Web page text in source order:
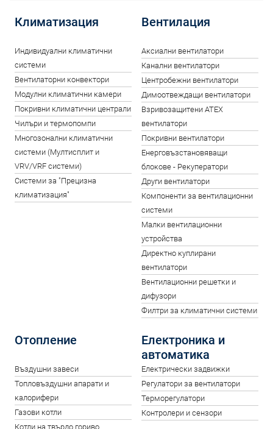
Климатизация
Индивидуални климатични
системи
Вентилаторни конвектори
Модулни климатични камери
Покривни климатични централи
Чилъри и термопомпи
Многозонални климатични
системи (Мултисплит и
VRV/VRF системи)
Системи за "Прецизна
климатизация"
Вентилация
Аксиални вентилатори
Канални вентилатори
Центробежни вентилатори
Димоотвеждащи вентилатори
Взривозащитени ATEX
вентилатори
Покривни вентилатори
Енерговъзстановяващи
блокове - Рекуператори
Други вентилатори
Компоненти за вентилационни
системи
Малки вентилационни
устройства
Директно куплирани
вентилатори
Вентилационни решетки и
дифузори
Филтри за климатични системи
Отопление
Въздушни завеси
Топловъздушни апарати и
калорифери
Газови котли
Котли на твърдо гориво
Електроника и
автоматика
Електрически задвижки
Регулатори за вентилатори
Терморегулатори
Контролери и сензори